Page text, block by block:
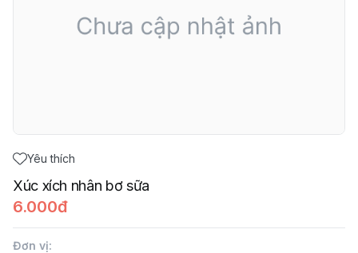
Yêu thích
Xúc xích nhân bơ sữa
6.000đ
Đơn vị: